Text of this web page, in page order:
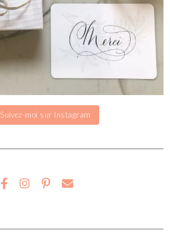
Suivez-moi sur Instagram